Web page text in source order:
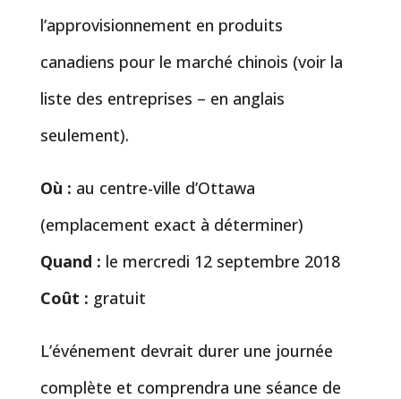
l’approvisionnement en produits
canadiens pour le marché chinois (voir la
liste des entreprises – en anglais
seulement).
Où : au centre-ville d’Ottawa
(emplacement exact à déterminer)
Quand : le mercredi 12 septembre 2018
Coût : gratuit
L’événement devrait durer une journée
complète et comprendra une séance de